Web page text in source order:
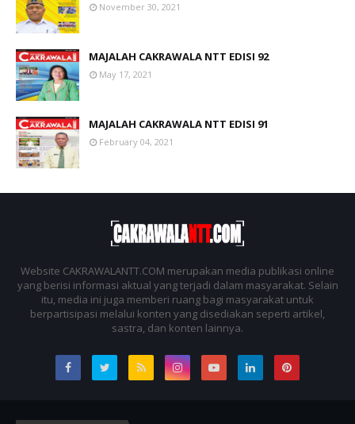
November 30, 2021
MAJALAH CAKRAWALA NTT EDISI 92
May 17, 2021
MAJALAH CAKRAWALA NTT EDISI 91
February 04, 2021
Website CAKRAWALANTT.COM merupakan media publikasi online
yang berisi informasi aktual yang terjadi dalam masyarakat. Selain
itu, media ini juga memberi ruang bagi masyarakat untuk
berpartisipasi melalui konten yang disediakan seperti artikel,
sastra, dan konten lainnya.